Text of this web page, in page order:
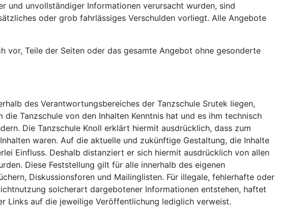
und unvollständiger Informationen verursacht wurden, sind
oder grob fahrlässiges Verschulden vorliegt. Alle Angebote
vor, Teile der Seiten oder das gesamte Angebot ohne gesonderte
des Verantwortungsbereiches der Tanzschule Srutek liegen,
Tanzschule von den Inhalten Kenntnis hat und es ihm technisch
Die Tanzschule Knoll erklärt hiermit ausdrücklich, dass zum
waren. Auf die aktuelle und zukünftige Gestaltung, die Inhalte
Einfluss. Deshalb distanziert er sich hiermit ausdrücklich von allen
Diese Feststellung gilt für alle innerhalb des eigenen
Diskussionsforen und Mailinglisten. Für illegale, fehlerhafte oder
solcherart dargebotener Informationen entstehen, haftet
Links auf die jeweilige Veröffentlichung lediglich verweist.